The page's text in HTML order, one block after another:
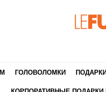
ГОЛОВОЛОМКИ